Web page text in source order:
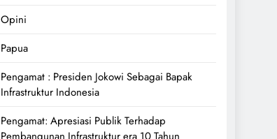
Opini
Papua
Pengamat : Presiden Jokowi Sebagai Bapak
Infrastruktur Indonesia
Pengamat: Apresiasi Publik Terhadap